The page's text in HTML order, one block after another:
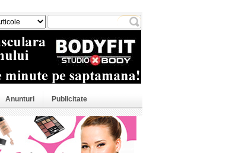
Anunturi Publicitate